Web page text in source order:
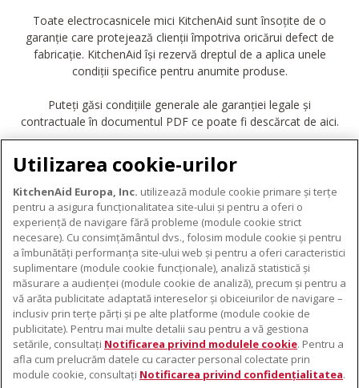
Toate electrocasnicele mici KitchenAid sunt însoțite de o
garanție care protejează clienții împotriva oricărui defect de
fabricație. KitchenAid își rezervă dreptul de a aplica unele
condiții specifice pentru anumite produse.
Puteți găsi condițiile generale ale garanției legale și
contractuale în documentul PDF ce poate fi descărcat de aici.
DESCĂRCARE GARANȚIE
DESPRE KITCHENAID
Despre KitchenAid
Istoria mărcii
ODR
PRODUSELE NOASTRE
Electrocasnice mici
Accesorii pentru produse
SUPORT
De unde cumpărați
Localizator centre de service
Utilizarea cookie-urilor
KitchenAid Europa, Inc. utilizează module cookie primare și terțe
pentru a asigura funcționalitatea site-ului și pentru a oferi o
experiență de navigare fără probleme (module cookie strict
necesare). Cu consimțământul dvs., folosim module cookie și pentru
a îmbunătăți performanța site-ului web și pentru a oferi caracteristici
suplimentare (module cookie funcționale), analiză statistică și
măsurare a audienței (module cookie de analiză), precum și pentru a
vă arăta publicitate adaptată intereselor și obiceiurilor de navigare –
inclusiv prin terțe părți și pe alte platforme (module cookie de
publicitate). Pentru mai multe detalii sau pentru a vă gestiona
setările, consultați Notificarea privind modulele cookie. Pentru a
afla cum prelucrăm datele cu caracter personal colectate prin
module cookie, consultați Notificarea privind confidențialitatea.